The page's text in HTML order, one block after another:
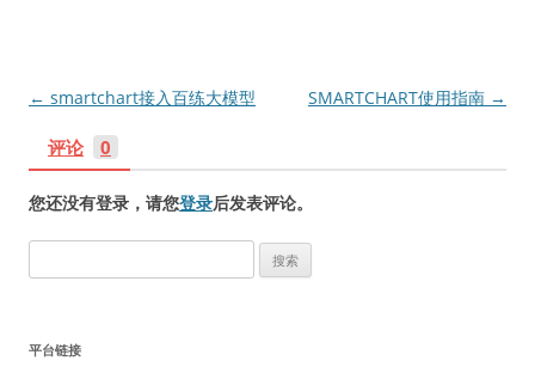
文
导
航
← smartchart接入百练大模型 SMARTCHART使用指南 →
评论 0
您还没有登录，请您登录后发表评论。
索
平台链接